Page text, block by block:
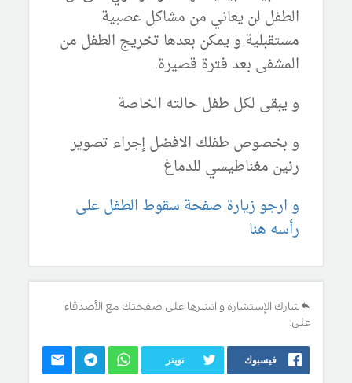
الطفل لن يعاني من مشاكل عصبية
مستقبلية و يمكن بعدها تخريج الطفل من
المشفى بعد فترة قصيرة.
و يبقى لكل طفل حالته الخاصة
و بخصوص طفلك الافضل إجراء تصوير
رنين مغناطيسي للدماغ
و ارجو زيارة صفحة سقوط الطفل على
رأسه هنا
شارك الإستشارة و انشرها على صفحتك مع الأصدقاء
على:
فيسبوك تويتر